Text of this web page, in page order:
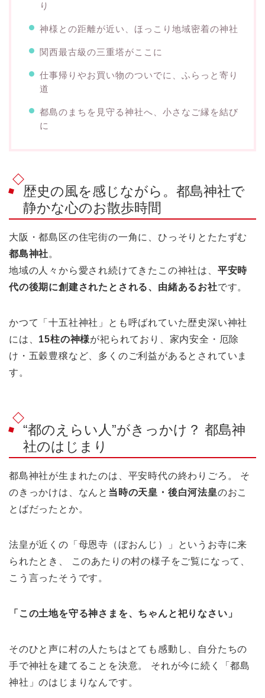
り
神様との距離が近い、ほっこり地域密着の神社
関西最古級の三重塔がここに
仕事帰りやお買い物のついでに、ふらっと寄り
道
都島のまちを見守る神社へ、小さなご縁を結び
に
歴史の風を感じながら。都島神社で
静かな心のお散歩時間
大阪・都島区の住宅街の一角に、ひっそりとたたずむ
都島神社。
地域の人々から愛され続けてきたこの神社は、 平安時
代の後期に創建されたとされる、由緒あるお社です。
かつて「十五社神社」とも呼ばれていた歴史深い神社
には、 15柱の神様が祀られており、家内安全・厄除
け・五穀豊穣など、多くのご利益があるとされていま
す。
“都のえらい人”がきっかけ？ 都島神
社のはじまり
都島神社が生まれたのは、平安時代の終わりごろ。 そ
のきっかけは、なんと 当時の天皇・後白河法皇のおこ
とばだったとか。
法皇が近くの「母恩寺（ぼおんじ）」というお寺に来
られたとき、 このあたりの村の様子をご覧になって、
こう言ったそうです。
「この土地を守る神さまを、ちゃんと祀りなさい」
そのひと声に村の人たちはとても感動し、自分たちの
手で神社を建てることを決意。 それが今に続く「都島
神社」のはじまりなんです。